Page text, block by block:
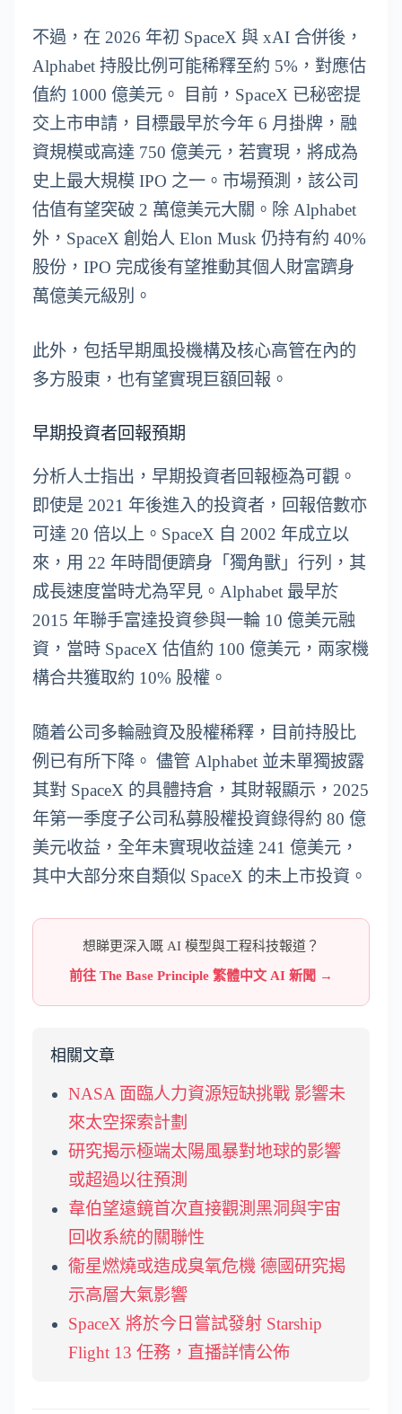
不過，在 2026 年初 SpaceX 與 xAI 合併後，
Alphabet 持股比例可能稀釋至約 5%，對應估
值約 1000 億美元。 目前，SpaceX 已秘密提
交上市申請，目標最早於今年 6 月掛牌，融
資規模或高達 750 億美元，若實現，將成為
史上最大規模 IPO 之一。市場預測，該公司
估值有望突破 2 萬億美元大關。除 Alphabet
外，SpaceX 創始人 Elon Musk 仍持有約 40%
股份，IPO 完成後有望推動其個人財富躋身
萬億美元級別。
此外，包括早期風投機構及核心高管在內的
多方股東，也有望實現巨額回報。
早期投資者回報預期
分析人士指出，早期投資者回報極為可觀。
即使是 2021 年後進入的投資者，回報倍數亦
可達 20 倍以上。SpaceX 自 2002 年成立以
來，用 22 年時間便躋身「獨角獸」行列，其
成長速度當時尤為罕見。Alphabet 最早於
2015 年聯手富達投資參與一輪 10 億美元融
資，當時 SpaceX 估值約 100 億美元，兩家機
構合共獲取約 10% 股權。
隨着公司多輪融資及股權稀釋，目前持股比
例已有所下降。 儘管 Alphabet 並未單獨披露
其對 SpaceX 的具體持倉，其財報顯示，2025
年第一季度子公司私募股權投資錄得約 80 億
美元收益，全年未實現收益達 241 億美元，
其中大部分來自類似 SpaceX 的未上市投資。
想睇更深入嘅 AI 模型與工程科技報道？
前往 The Base Principle 繁體中文 AI 新聞 →
相關文章
NASA 面臨人力資源短缺挑戰 影響未
來太空探索計劃
研究揭示極端太陽風暴對地球的影響
或超過以往預測
韋伯望遠鏡首次直接觀測黑洞與宇宙
回收系統的關聯性
衞星燃燒或造成臭氧危機 德國研究揭
示高層大氣影響
SpaceX 將於今日嘗試發射 Starship
Flight 13 任務，直播詳情公佈